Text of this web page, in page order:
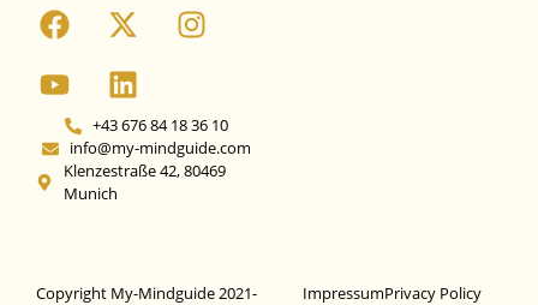
+43 676 84 18 36 10
info@my-mindguide.com
Klenzestraße 42, 80469
Munich
Copyright My-Mindguide 2021- ImpressumPrivacy Policy